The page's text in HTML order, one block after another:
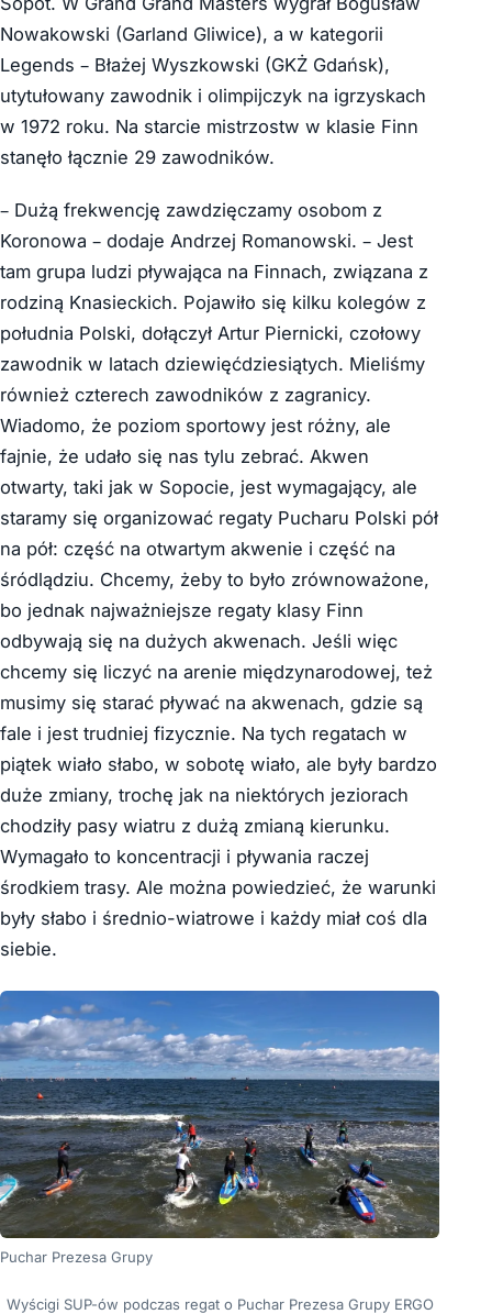
Nowakowski (Garland Gliwice), a w kategorii
Legends – Błażej Wyszkowski (GKŻ Gdańsk),
utytułowany zawodnik i olimpijczyk na igrzyskach
w 1972 roku. Na starcie mistrzostw w klasie Finn
stanęło łącznie 29 zawodników.
– Dużą frekwencję zawdzięczamy osobom z
Koronowa – dodaje Andrzej Romanowski. – Jest
tam grupa ludzi pływająca na Finnach, związana z
rodziną Knasieckich. Pojawiło się kilku kolegów z
południa Polski, dołączył Artur Piernicki, czołowy
zawodnik w latach dziewięćdziesiątych. Mieliśmy
również czterech zawodników z zagranicy.
Wiadomo, że poziom sportowy jest różny, ale
fajnie, że udało się nas tylu zebrać. Akwen
otwarty, taki jak w Sopocie, jest wymagający, ale
staramy się organizować regaty Pucharu Polski pół
na pół: część na otwartym akwenie i część na
śródlądziu. Chcemy, żeby to było zrównoważone,
bo jednak najważniejsze regaty klasy Finn
odbywają się na dużych akwenach. Jeśli więc
chcemy się liczyć na arenie międzynarodowej, też
musimy się starać pływać na akwenach, gdzie są
fale i jest trudniej fizycznie. Na tych regatach w
piątek wiało słabo, w sobotę wiało, ale były bardzo
duże zmiany, trochę jak na niektórych jeziorach
chodziły pasy wiatru z dużą zmianą kierunku.
Wymagało to koncentracji i pływania raczej
środkiem trasy. Ale można powiedzieć, że warunki
były słabo i średnio-wiatrowe i każdy miał coś dla
siebie.
Puchar Prezesa Grupy
Wyścigi SUP-ów podczas regat o Puchar Prezesa Grupy ERGO